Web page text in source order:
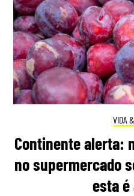
VIDA
Continente alerta:
no supermercado
esta é